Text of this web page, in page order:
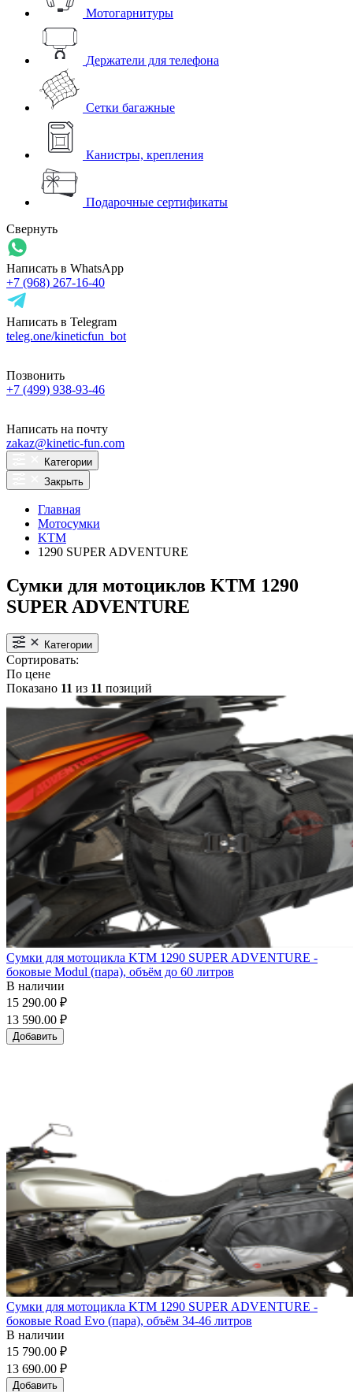
Мотогарнитуры
Держатели для телефона
Сетки багажные
Канистры, крепления
Подарочные сертификаты
Свернуть
Написать в WhatsApp
+7 (968) 267-16-40
Написать в Telegram
teleg.one/kineticfun_bot
Позвонить
+7 (499) 938-93-46
Написать на почту
zakaz@kinetic-fun.com
Категории
Закрыть
Главная
Мотосумки
KTM
1290 SUPER ADVENTURE
Сумки для мотоциклов KTM 1290
SUPER ADVENTURE
Категории
Сортировать:
По цене
Показано 11 из 11 позиций
Сумки для мотоцикла KTM 1290 SUPER ADVENTURE -
боковые Modul (пара), объём до 60 литров
В наличии
15 290.00 ₽
13 590.00 ₽
Добавить
Сумки для мотоцикла KTM 1290 SUPER ADVENTURE -
боковые Road Evo (пара), объём 34-46 литров
В наличии
15 790.00 ₽
13 690.00 ₽
Добавить